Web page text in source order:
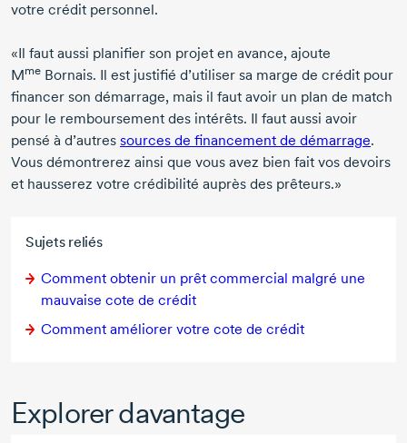
Sujets reliés
Comment obtenir un prêt commercial malgré une
mauvaise cote de crédit
Comment améliorer votre cote de crédit
votre crédit personnel.
«Il faut aussi planifier son projet en avance, ajoute
Mme Bornais. Il est justifié d’utiliser sa marge de crédit pour
financer son démarrage, mais il faut avoir un plan de match
pour le remboursement des intérêts. Il faut aussi avoir
pensé à d’autres sources de financement de démarrage.
Vous démontrerez ainsi que vous avez bien fait vos devoirs
et hausserez votre crédibilité auprès des prêteurs.»
Explorer davantage